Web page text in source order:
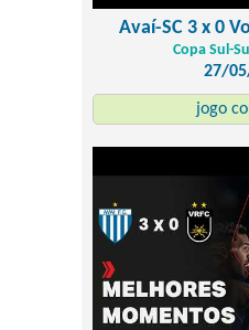
Avaí-SC 3 x 0
Copa Sul-
27/
jogo